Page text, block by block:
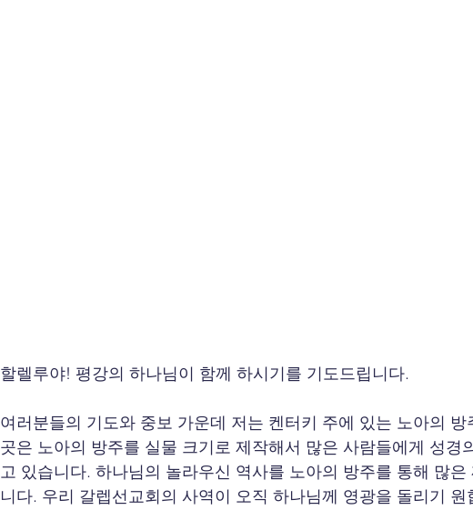
할렐루야! 평강의 하나님이 함께 하시기를 기도드립니다.
여러분들의 기도와 중보 가운데 저는 켄터키 주에 있는 노아의
곳은 노아의 방주를 실물 크기로 제작해서 많은 사람들에게 성경
고 있습니다. 하나님의 놀라우신 역사를 노아의 방주를 통해 많
니다. 우리 갈렙선교회의 사역이 오직 하나님께 영광을 돌리기